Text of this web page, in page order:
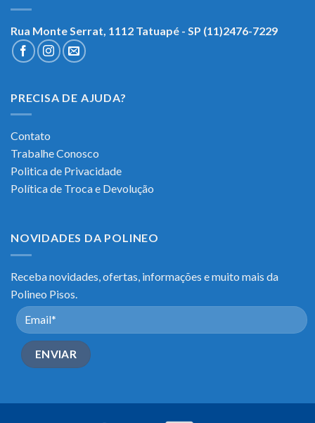
Rua Monte Serrat, 1112 Tatuapé - SP (11)2476-7229
PRECISA DE AJUDA?
Contato
Trabalhe Conosco
Politica de Privacidade
Política de Troca e Devolução
NOVIDADES DA POLINEO
Receba novidades, ofertas, informações e muito mais da
Polineo Pisos.